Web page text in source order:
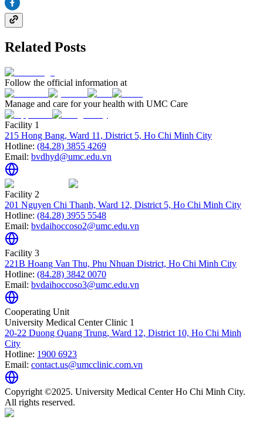
Related Posts
Follow the official information at
Manage and care for your health with UMC Care
Facility 1
215 Hong Bang, Ward 11, District 5, Ho Chi Minh City
Hotline: (84.28) 3855 4269
Email: bvdhyd@umc.edu.vn
Facility 2
201 Nguyen Chi Thanh, Ward 12, District 5, Ho Chi Minh City
Hotline: (84.28) 3955 5548
Email: bvdaihoccoso2@umc.edu.vn
Facility 3
221B Hoang Van Thu, Phu Nhuan District, Ho Chi Minh City
Hotline: (84.28) 3842 0070
Email: bvdaihoccoso3@umc.edu.vn
Cooperating Unit
University Medical Center Clinic 1
20-22 Duong Quang Trung, Ward 12, District 10, Ho Chi Minh
City
Hotline: 1900 6923
Email: contact.us@umcclinic.com.vn
Copyright ©2025. University Medical Center Ho Chi Minh City.
All rights reserved.